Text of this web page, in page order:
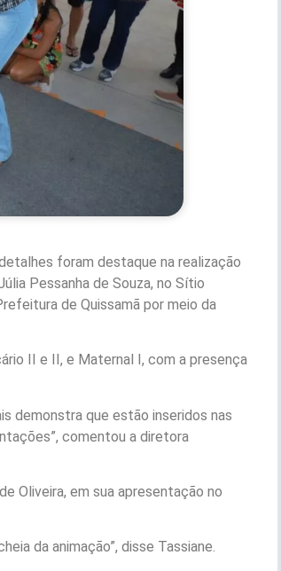
foram destaque na realização
Pessanha de Souza, no Sítio
de Quissamã por meio da
II e II, e Maternal I, com a presença
demonstra que estão inseridos nas
comentou a diretora
Oliveira, em sua apresentação no
da animação”, disse Tassiane.